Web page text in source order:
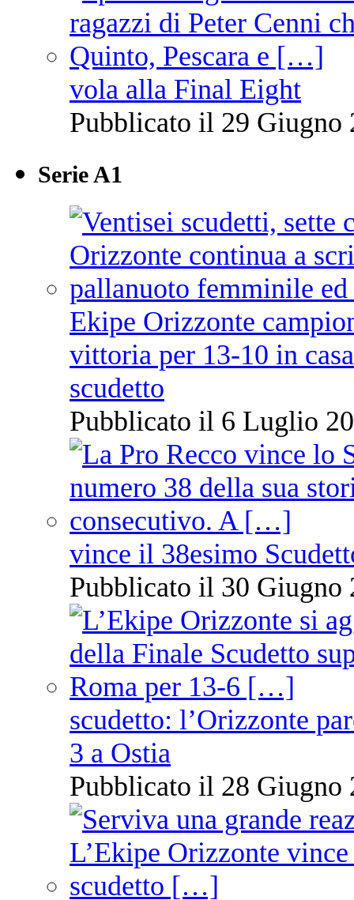
vola alla Final Eight
Pubblicato il 29 Giugno
Serie A1
Ekipe Orizzonte
vittoria per 13-10 in
scudetto
Pubblicato il 6 Luglio
vince il 38esimo
Pubblicato il 30 Giugno
scudetto: l’Orizzonte
3 a Ostia
Pubblicato il 28 Giugno